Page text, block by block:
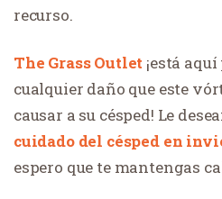
recurso.
The Grass Outlet ¡está
cualquier daño que este
causar a su césped! Le
cuidado del césped en
espero que te mantengas